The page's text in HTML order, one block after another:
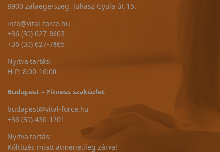
8900 Zalaegerszeg, Juhász Gyula út 15.
info@vital-force.hu
+36 (30) 627-8603
+36 (30) 627-7865
Nyitva tartás:
H-P: 8:00-16:00
Budapest – Fitness szaküzlet
budapest@vital-force.hu
+36 (30) 430-1201
Nyitva tartás:
Költözés miatt átmenetileg zárva!